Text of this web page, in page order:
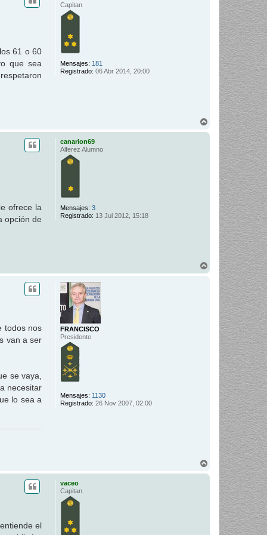
Capitan
Mensajes: 181
Registrado: 06 Abr 2014, 20:00
61 o 60
que sea
canarion69
Alferez Alumno
Mensajes: 3
Registrado: 13 Jul 2012, 15:18
ofrece la
opción de
FRANCISCO
Presidente
Mensajes: 1130
Registrado: 26 Nov 2007, 02:00
todos nos
van a ser
se vaya,
necesitar
lo sea a
vaceo
Capitan
el